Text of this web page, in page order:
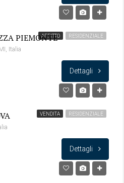
AFFITTO RESIDENZIALE
PIEMONTE
Italia
Dettagli
VENDITA RESIDENZIALE
Dettagli